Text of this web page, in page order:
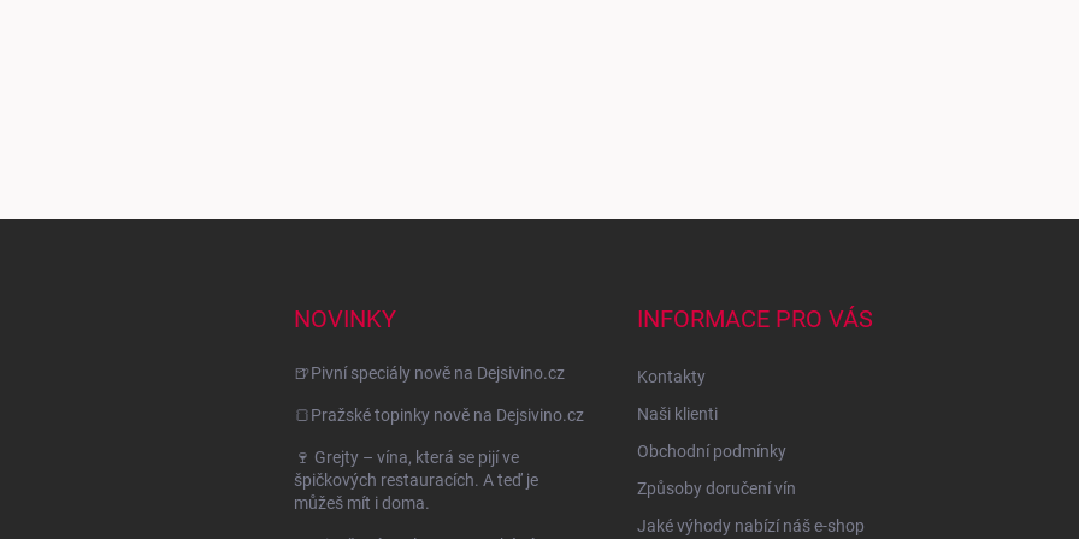
NOVINKY
🍺Pivní speciály nově na Dejsivino.cz
🍞Pražské topinky nově na Dejsivino.cz
🍷 Grejty – vína, která se pijí ve
špičkových restauracích. A teď je
můžeš mít i doma.
INFORMACE PRO VÁS
Kontakty
Naši klienti
Obchodní podmínky
Způsoby doručení vín
Jaké výhody nabízí náš e-shop